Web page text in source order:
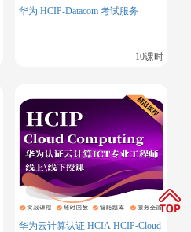
华为 HCIP-Datacom 考试服务
10课时
华为云计算认证 HCIA HCIP-Cloud